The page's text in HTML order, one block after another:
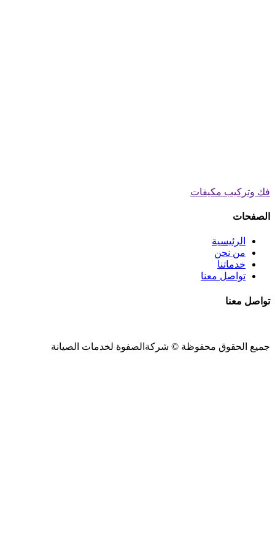
فك وتركيب مكيفات
الصفحات
الرئيسية
من نحن
خدماتنا
تواصل معنا
تواصل معنا
جميع الحقوق محفوظة © شركةالصفوة لخدمات الصيانة